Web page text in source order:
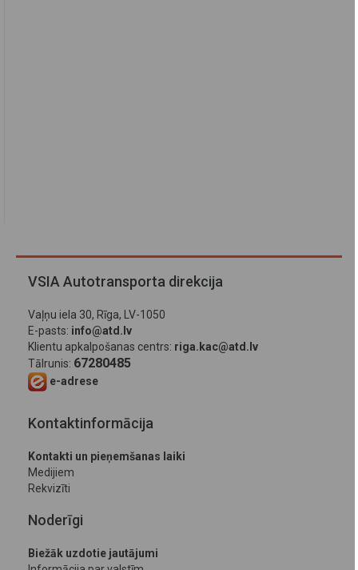
VSIA Autotransporta direkcija
Vaļņu iela 30, Rīga, LV-1050
E-pasts: info@atd.lv
Klientu apkalpošanas centrs: riga.kac@atd.lv
Tālrunis: 67280485
e-adrese
Kontaktinformācija
Kontakti un pieņemšanas laiki
Medijiem
Rekvizīti
Noderīgi
Biežāk uzdotie jautājumi